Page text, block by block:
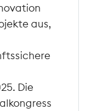
aus,
Die